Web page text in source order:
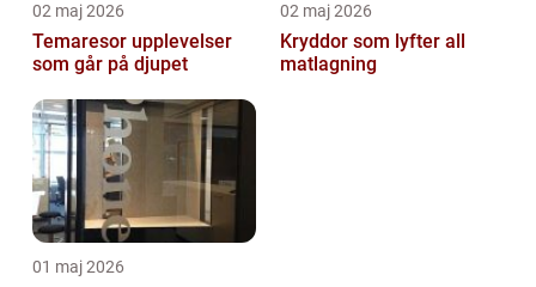
02 maj 2026
Temaresor upplevelser
som går på djupet
02 maj 2026
Kryddor som lyfter all
matlagning
01 maj 2026